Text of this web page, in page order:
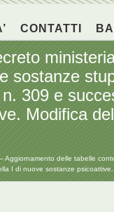
CONTATTI
sostanze
309 e
Modifica
Aggiornamento delle tabelle
I di nuove sostanze